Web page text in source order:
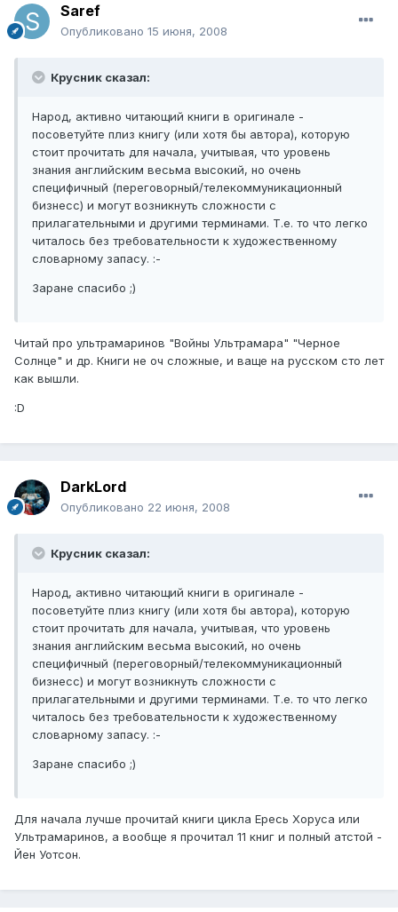
Saref
Опубликовано 15 июня, 2008
Крусник сказал:
Народ, активно читающий книги в оригинале -
посоветуйте плиз книгу (или хотя бы автора), которую
стоит прочитать для начала, учитывая, что уровень
знания английским весьма высокий, но очень
специфичный (переговорный/телекоммуникационный
бизнесс) и могут возникнуть сложности с
прилагательными и другими терминами. Т.е. то что легко
читалось без требовательности к художественному
словарному запасу. :-
Заране спасибо ;)
Читай про ультрамаринов "Войны Ультрамара" "Черное
Солнце" и др. Книги не оч сложные, и ваще на русском сто лет
как вышли.
:D
DarkLord
Опубликовано 22 июня, 2008
Крусник сказал:
Народ, активно читающий книги в оригинале -
посоветуйте плиз книгу (или хотя бы автора), которую
стоит прочитать для начала, учитывая, что уровень
знания английским весьма высокий, но очень
специфичный (переговорный/телекоммуникационный
бизнесс) и могут возникнуть сложности с
прилагательными и другими терминами. Т.е. то что легко
читалось без требовательности к художественному
словарному запасу. :-
Заране спасибо ;)
Для начала лучше прочитай книги цикла Ересь Хоруса или
Ультрамаринов, а вообще я прочитал 11 книг и полный атстой -
Йен Уотсон.